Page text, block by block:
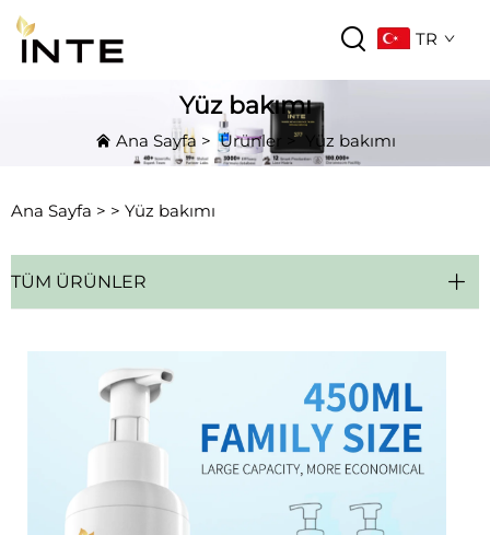
TR
Yüz bakımı
Ana Sayfa >Ürünler > Yüz bakımı
Ana Sayfa > > Yüz bakımı
TÜM ÜRÜNLER